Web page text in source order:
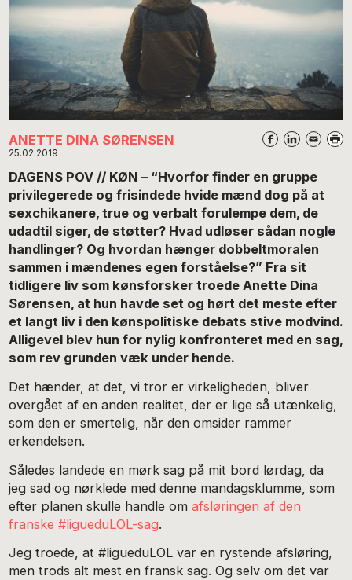
ANETTE DINA SØRENSEN
25.02.2019
DAGENS POV // KØN – “Hvorfor finder en gruppe
privilegerede og frisindede hvide mænd dog på at
sexchikanere, true og verbalt forulempe dem, de
udadtil siger, de støtter? Hvad udløser sådan nogle
handlinger? Og hvordan hænger dobbeltmoralen
sammen i mændenes egen forståelse?” Fra sit
tidligere liv som kønsforsker troede Anette Dina
Sørensen, at hun havde set og hørt det meste efter
et langt liv i den kønspolitiske debats stive modvind.
Alligevel blev hun for nylig konfronteret med en sag,
som rev grunden væk under hende.
Det hænder, at det, vi tror er virkeligheden, bliver
overgået af en anden realitet, der er lige så utænkelig,
som den er smertelig, når den omsider rammer
erkendelsen.
Således landede en mørk sag på mit bord lørdag, da
jeg sad og nørklede med denne mandagsklumme, som
efter planen skulle handle omafsløringen af den
franske #ligueduLOL-sag.
Jeg troede, at #ligueduLOL var en rystende afsløring,
men trods alt mest en fransk sag. Og selv om det var